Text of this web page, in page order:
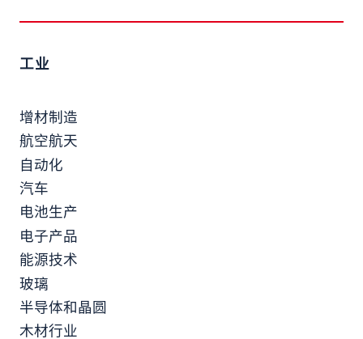
工业
增材制造
航空航天
自动化
汽车
电池生产
电子产品
能源技术
玻璃
半导体和晶圆
木材行业